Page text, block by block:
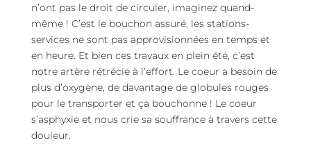
n’ont pas le droit de circuler, imaginez quand-
même ! C’est le bouchon assuré, les stations-
services ne sont pas approvisionnées en temps et
en heure. Et bien ces travaux en plein été, c’est
notre artère rétrécie à l’effort. Le coeur a besoin de
plus d’oxygène, de davantage de globules rouges
pour le transporter et ça bouchonne ! Le coeur
s’asphyxie et nous crie sa souffrance à travers cette
douleur.